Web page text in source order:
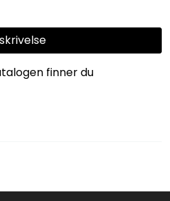
finner du